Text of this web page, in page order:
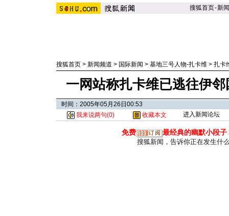
搜狐首页-新闻
搜狐首页 > 新闻频道 > 国际新闻 > 基地三号人物-扎卡维 > 扎卡
一网站称扎卡维已逃往伊
时间：2005年05月26日00:53
我来说两句(0) 收藏本文 进入新闻论坛
免费 最经典的幽默小段子
搜狐新闻，告诉你正在发生什